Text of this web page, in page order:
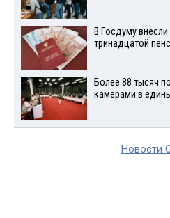
В Госдуму
тринадцатой
Более 88 тысяч
камерами в
Новости